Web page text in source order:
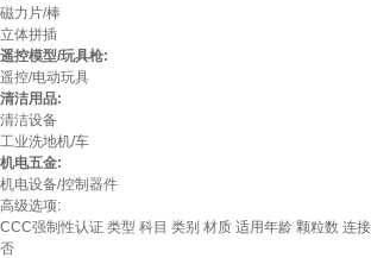
磁力片/棒
立体拼插
遥控模型/玩具枪:
遥控/电动玩具
清洁用品:
清洁设备
工业洗地机/车
机电五金:
机电设备/控制器件
高级选项:
CCC强制性认证 类型 科目 类别 材质 适用年龄 颗粒数 连
否